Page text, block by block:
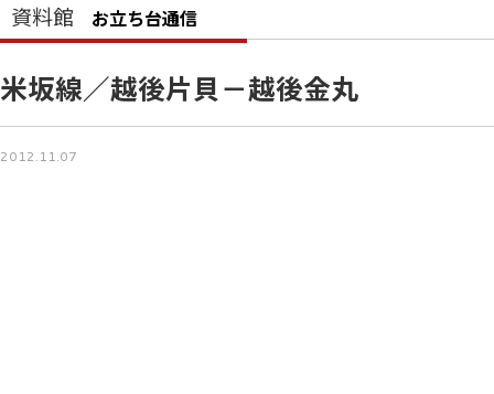
資料館 お立ち台通信
米坂線／越後片貝－越後金丸
2012.11.07